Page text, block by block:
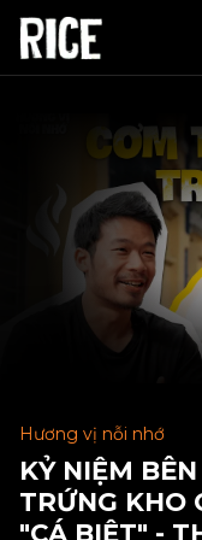
Hương vị nỗi nhớ
KỶ NIỆM
TRỨNG KHO
"CÁ BIỆT" -